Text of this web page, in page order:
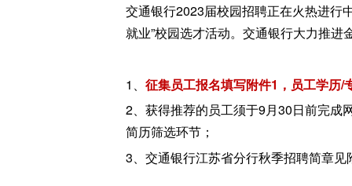
交通银行2023届校园招聘正在火热进行
就业”校园选才活动。交通银行大力推
1、 征集员工报名填写附件1，员工学历
2、获得推荐的员工须于9月30日前完成
简历筛选环节；
3、交通银行江苏省分行秋季招聘简章